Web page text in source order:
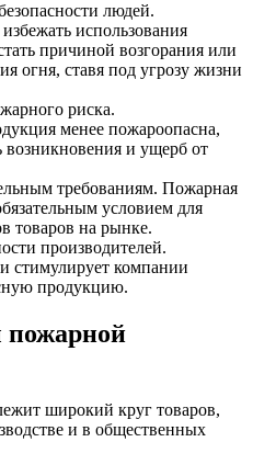
людей.
использования
причиной возгорания или
огня, ставя под угрозу жизни
риска.
менее пожароопасна,
возникновения и ущерб от
требованиям. Пожарная
условием для
товаров на рынке.
производителей.
стимулирует компании
продукцию.
пожарной
широкий круг товаров,
и в общественных